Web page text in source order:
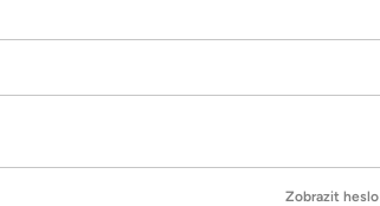
Zobrazit heslo